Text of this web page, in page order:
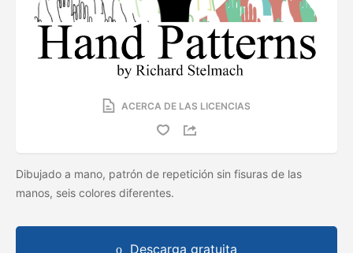
ACERCA DE LAS LICENCIAS
Dibujado a mano, patrón de repetición sin fisuras de las
manos, seis colores diferentes.
Descarga gratuita